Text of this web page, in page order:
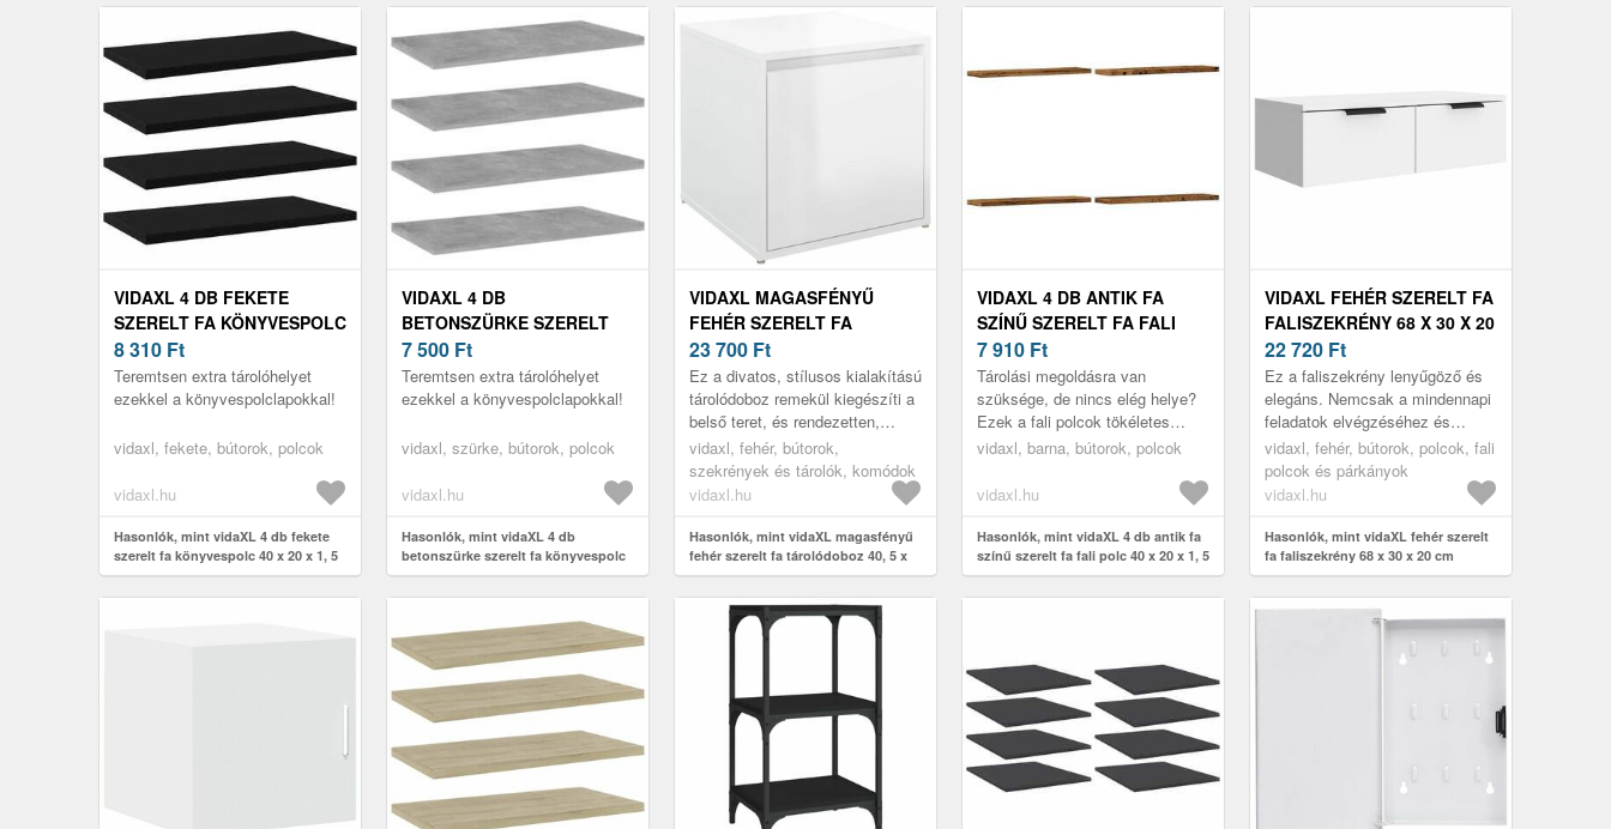
VIDAXL 4 DB FEKETE
SZERELT FA KÖNYVESPOLC
40 X 20 X 1, 5 CM
8 310 Ft
Teremtsen extra tárolóhelyet
ezekkel a könyvespolclapokkal!
vidaxl, fekete, bútorok, polcok
vidaxl.hu
Hasonlók, mint vidaXL 4 db fekete
szerelt fa könyvespolc 40 x 20 x 1, 5
cm
VIDAXL 4 DB
BETONSZÜRKE SZERELT
FA KÖNYVESPOLC 40 X 20 X
1, 5 CM
7 500 Ft
Teremtsen extra tárolóhelyet
ezekkel a könyvespolclapokkal!
vidaxl, szürke, bútorok, polcok
vidaxl.hu
Hasonlók, mint vidaXL 4 db
betonszürke szerelt fa könyvespolc
40 x 20 x 1, 5 cm
VIDAXL MAGASFÉNYŰ
FEHÉR SZERELT FA
TÁROLÓDOBOZ 40, 5 X 40 X
40 CM
23 700 Ft
Ez a divatos, stílusos kialakítású
tárolódoboz remekül kiegészíti a
belső teret, és rendezetten,
elérhető közelségben tarthatja
benne tárgyait.
vidaxl, fehér, bútorok,
szekrények és tárolók, komódok
vidaxl.hu
Hasonlók, mint vidaXL magasfényű
fehér szerelt fa tárolódoboz 40, 5 x
40 x 40 cm
VIDAXL 4 DB ANTIK FA
SZÍNŰ SZERELT FA FALI
POLC 40 X 20 X 1, 5 CM
7 910 Ft
Tárolási megoldásra van
szüksége, de nincs elég helye?
Ezek a fali polcok tökéletes
megoldást jelentenek.
vidaxl, barna, bútorok, polcok
vidaxl.hu
Hasonlók, mint vidaXL 4 db antik fa
színű szerelt fa fali polc 40 x 20 x 1, 5
cm
VIDAXL FEHÉR SZERELT FA
FALISZEKRÉNY 68 X 30 X 20
CM
22 720 Ft
Ez a faliszekrény lenyűgöző és
elegáns. Nemcsak a mindennapi
feladatok elvégzéséhez és
dísztárgyak elhelyezéséhez
kiváló megoldás, de üres falait
i...
vidaxl, fehér, bútorok, polcok, fali
polcok és párkányok
vidaxl.hu
Hasonlók, mint vidaXL fehér szerelt
fa faliszekrény 68 x 30 x 20 cm